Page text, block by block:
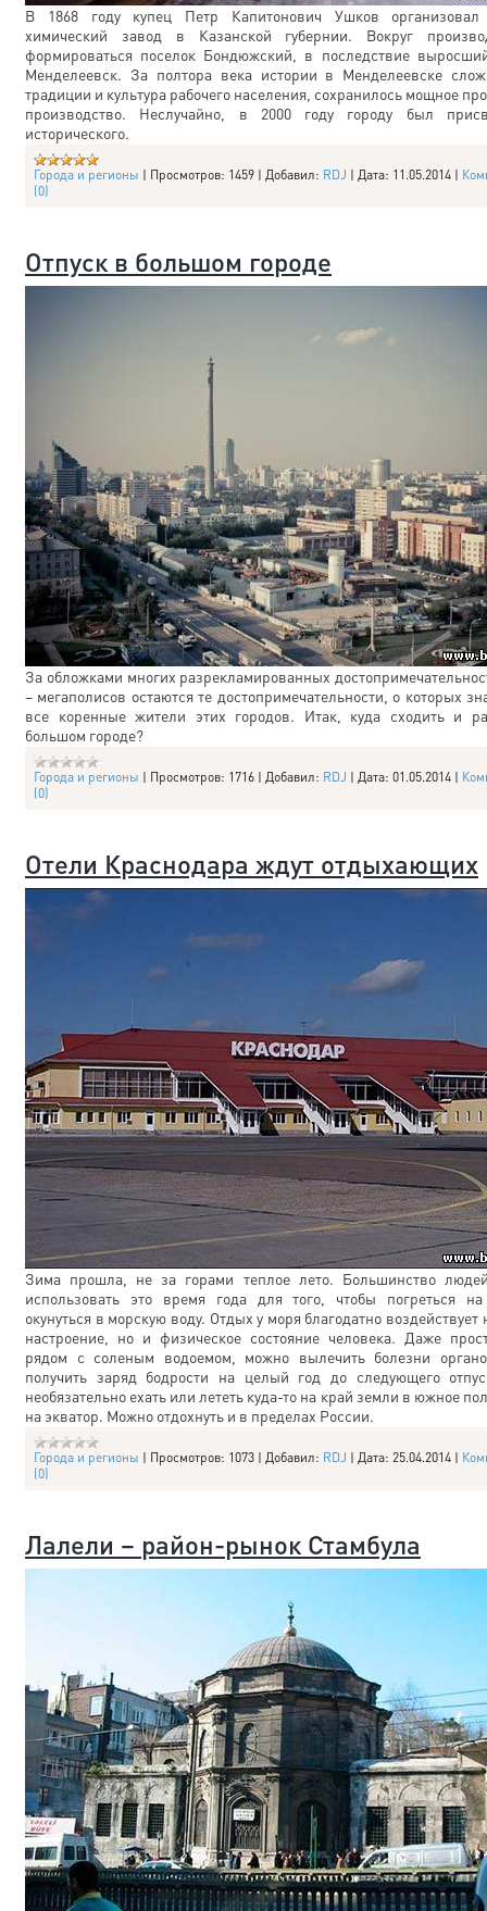
В 1868 году купец Петр Капитонович Ушков организовал
химический завод в Казанской губернии. Вокруг
формироваться поселок Бондюжский, в последствие
Менделеевск. За полтора века истории в Менделеевске
традиции и культура рабочего населения, сохранилось мощное
производство. Неслучайно, в 2000 году городу был
исторического.
Города и регионы | Просмотров: 1459 | Добавил: RDJ | Дата: 11.05.2014 |
(0)
Отпуск в большом городе
За обложками многих разрекламированных
– мегаполисов остаются те достопримечательности, о которых
все коренные жители этих городов. Итак, куда сходить и
большом городе?
Города и регионы | Просмотров: 1716 | Добавил: RDJ | Дата: 01.05.2014 |
(0)
Отели Краснодара ждут отдыхающих
Зима прошла, не за горами теплое лето. Большинство
использовать это время года для того, чтобы погреться
окунуться в морскую воду. Отдых у моря благодатно воздействует
настроение, но и физическое состояние человека. Даже
рядом с соленым водоемом, можно вылечить болезни
получить заряд бодрости на целый год до следующего
необязательно ехать или лететь куда-то на край земли в южное
на экватор. Можно отдохнуть и в пределах России.
Города и регионы | Просмотров: 1073 | Добавил: RDJ | Дата: 25.04.2014 |
(0)
Лалели – район-рынок Стамбула